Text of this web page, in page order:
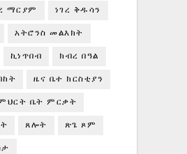
ማርያም ነገረ ቅዱሳን
አትሮንስ መልእክት
ኪነጥበብ ክብረ በዓል
ዜና ቤተ ክርስቲያን
ቤት ምርቃት
ጸሎት ጽጌ ጾም